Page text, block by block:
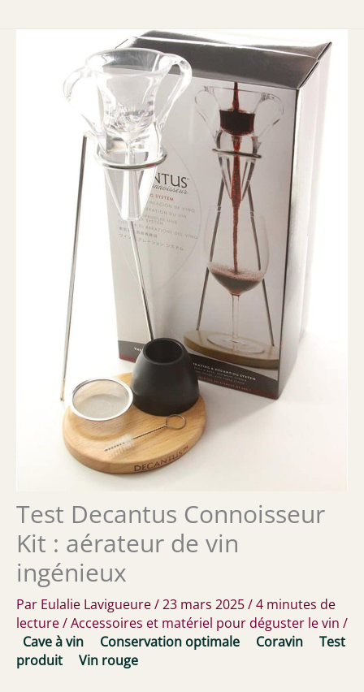
Test Decantus Connoisseur
Kit : aérateur de vin
ingénieux
Par Eulalie Lavigueure/23 mars 2025/4 minutes de
lecture/Accessoires et matériel pour déguster le vin /
Cave à vin
Conservation optimale Coravin
Test
produit
Vin rouge